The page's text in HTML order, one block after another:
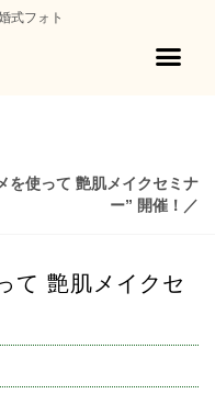
式フォト
を使って 艶肌メイクセミナ
ー” 開催！／
て 艶肌メイクセ